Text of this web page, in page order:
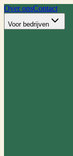
Over onsContact
Voor bedrijven